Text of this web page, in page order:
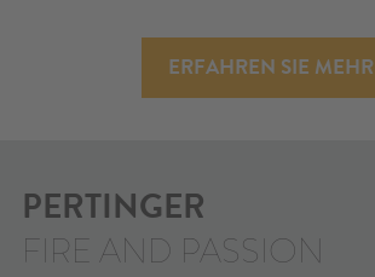
ERFAHREN SIE MEHR
PERTINGER
FIRE AND PASSION